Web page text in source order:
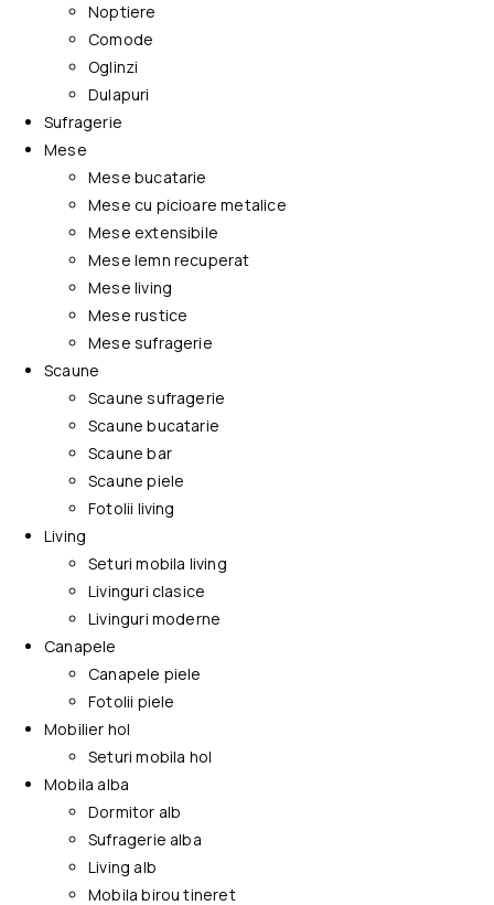
Noptiere
Comode
Oglinzi
Dulapuri
Sufragerie
Mese
Mese bucatarie
Mese cu picioare metalice
Mese extensibile
Mese lemn recuperat
Mese living
Mese rustice
Mese sufragerie
Scaune
Scaune sufragerie
Scaune bucatarie
Scaune bar
Scaune piele
Fotolii living
Living
Seturi mobila living
Livinguri clasice
Livinguri moderne
Canapele
Canapele piele
Fotolii piele
Mobilier hol
Seturi mobila hol
Mobila alba
Dormitor alb
Sufragerie alba
Living alb
Mobila birou tineret